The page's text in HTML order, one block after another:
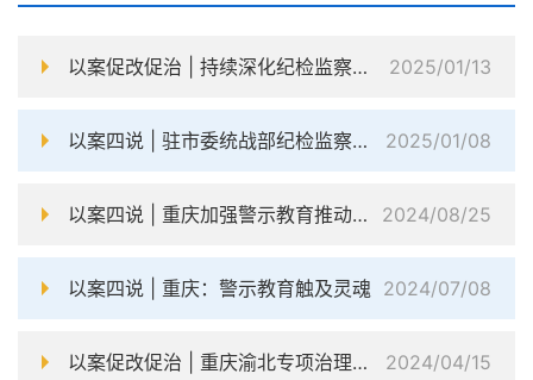
以案促改促治 | 持续深化纪检监察体制改革 推动完善党和国家监督体系 2025/01/13
以案四说 | 驻市委统战部纪检监察组：分类开展警示教育 深入推动以案促改促治 2025/01/08
以案四说 | 重庆加强警示教育推动以案促改促治让党员干部知敬畏存戒惧守底线 2024/08/25
以案四说 | 重庆：警示教育触及灵魂 2024/07/08
以案促改促治 | 重庆渝北专项治理招投标领域突出问题 推动营造公平竞争市场环境 2024/04/15